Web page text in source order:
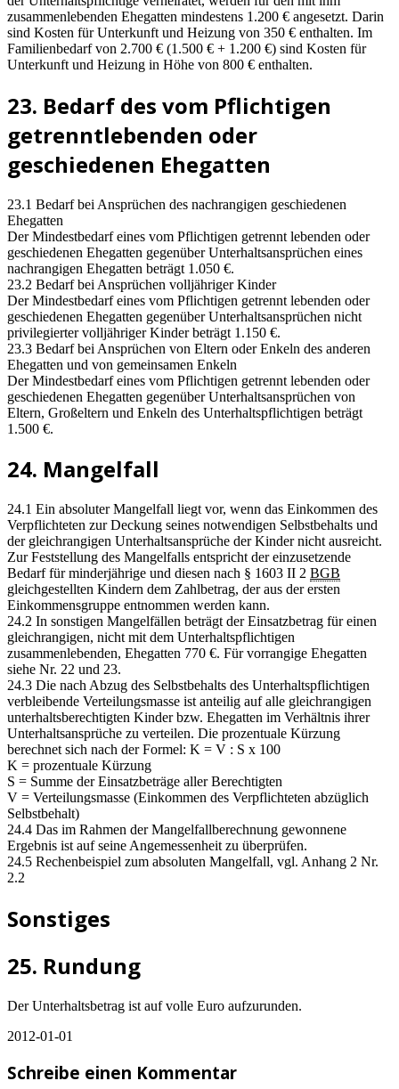
zusammenlebenden Ehegatten mindestens 1.200 € angesetzt. Darin
sind Kosten für Unterkunft und Heizung von 350 € enthalten. Im
Familienbedarf von 2.700 € (1.500 € + 1.200 €) sind Kosten für
Unterkunft und Heizung in Höhe von 800 € enthalten.
23. Bedarf des vom Pflichtigen
getrenntlebenden oder
geschiedenen Ehegatten
23.1 Bedarf bei Ansprüchen des nachrangigen geschiedenen
Ehegatten
Der Mindestbedarf eines vom Pflichtigen getrennt lebenden oder
geschiedenen Ehegatten gegenüber Unterhaltsansprüchen eines
nachrangigen Ehegatten beträgt 1.050 €.
23.2 Bedarf bei Ansprüchen volljähriger Kinder
Der Mindestbedarf eines vom Pflichtigen getrennt lebenden oder
geschiedenen Ehegatten gegenüber Unterhaltsansprüchen nicht
privilegierter volljähriger Kinder beträgt 1.150 €.
23.3 Bedarf bei Ansprüchen von Eltern oder Enkeln des anderen
Ehegatten und von gemeinsamen Enkeln
Der Mindestbedarf eines vom Pflichtigen getrennt lebenden oder
geschiedenen Ehegatten gegenüber Unterhaltsansprüchen von
Eltern, Großeltern und Enkeln des Unterhaltspflichtigen beträgt
1.500 €.
24. Mangelfall
24.1 Ein absoluter Mangelfall liegt vor, wenn das Einkommen des
Verpflichteten zur Deckung seines notwendigen Selbstbehalts und
der gleichrangigen Unterhaltsansprüche der Kinder nicht ausreicht.
Zur Feststellung des Mangelfalls entspricht der einzusetzende
Bedarf für minderjährige und diesen nach § 1603 II 2 BGB
gleichgestellten Kindern dem Zahlbetrag, der aus der ersten
Einkommensgruppe entnommen werden kann.
24.2 In sonstigen Mangelfällen beträgt der Einsatzbetrag für einen
gleichrangigen, nicht mit dem Unterhaltspflichtigen
zusammenlebenden, Ehegatten 770 €. Für vorrangige Ehegatten
siehe Nr. 22 und 23.
24.3 Die nach Abzug des Selbstbehalts des Unterhaltspflichtigen
verbleibende Verteilungsmasse ist anteilig auf alle gleichrangigen
unterhaltsberechtigten Kinder bzw. Ehegatten im Verhältnis ihrer
Unterhaltsansprüche zu verteilen. Die prozentuale Kürzung
berechnet sich nach der Formel: K = V : S x 100
K = prozentuale Kürzung
S = Summe der Einsatzbeträge aller Berechtigten
V = Verteilungsmasse (Einkommen des Verpflichteten abzüglich
Selbstbehalt)
24.4 Das im Rahmen der Mangelfallberechnung gewonnene
Ergebnis ist auf seine Angemessenheit zu überprüfen.
24.5 Rechenbeispiel zum absoluten Mangelfall, vgl. Anhang 2 Nr.
2.2
Sonstiges
25. Rundung
Der Unterhaltsbetrag ist auf volle Euro aufzurunden.
2012-01-01
Schreibe einen Kommentar